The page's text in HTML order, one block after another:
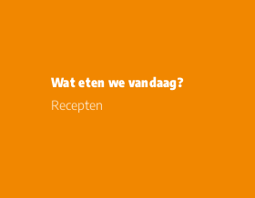
Wat eten we vandaag?
Recepten